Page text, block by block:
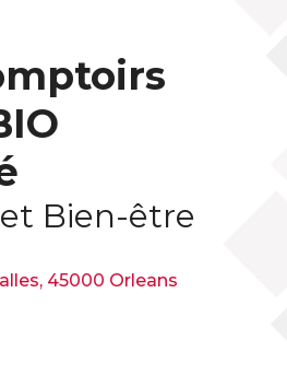
Bien-être
45000 Orleans